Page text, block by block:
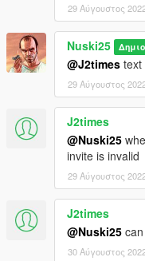
29 Αύγουστος
Nuski25
@J2times text
29 Αύγουστος
J2times
@Nuski25
invite is invalid
29 Αύγουστος
J2times
@Nuski25
30 Αύγουστος